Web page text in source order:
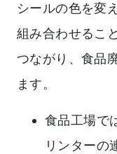
シールの色を変
組み合わせるこ
つながり、食品
ます。
食品工場で
リンターの